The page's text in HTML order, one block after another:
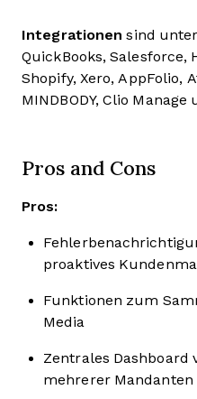
Integrationen sind
QuickBooks, Salesforce,
Shopify, Xero, AppFolio,
MINDBODY, Clio Manage
Pros and Cons
Pros:
proaktives
Funktionen zum
Media
Zentrales Dashboard
mehrerer Mandanten